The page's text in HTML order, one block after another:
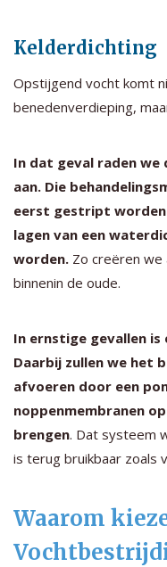
Kelderdichting
Opstijgend vocht komt
benedenverdieping,
In dat geval raden we
aan. Die
eerst gestript
lagen van een
worden. Zo creëren
binnenin de oude.
In ernstige gevallen
Daarbij zullen we het
afvoeren door een
noppenmembranen
brengen. Dat systeem
is terug bruikbaar zoals
Waarom